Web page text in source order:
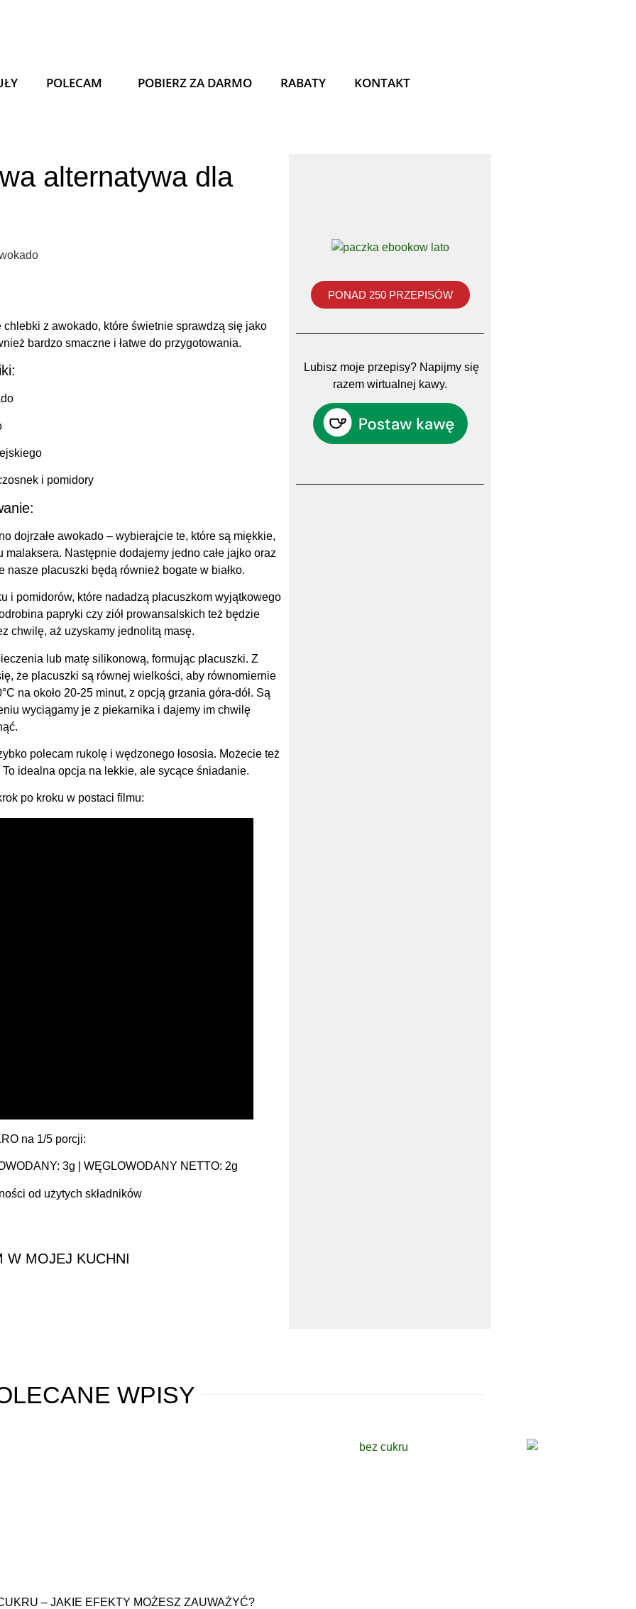
POLECAM POBIERZ ZA DARMO RABATY KONTAKT
alternatywa dla
z awokado, które świetnie sprawdzą się jako
bardzo smaczne i łatwe do przygotowania.
i pomidory
dojrzałe awokado – wybierajcie te, które są miękkie,
Następnie dodajemy jedno całe jajko oraz
placuszki będą również bogate w białko.
i pomidorów, które nadadzą placuszkom wyjątkowego
papryki czy ziół prowansalskich też będzie
chwilę, aż uzyskamy jednolitą masę.
lub matę silikonową, formując placuszki. Z
że placuszki są równej wielkości, aby równomiernie
na około 20-25 minut, z opcją grzania góra-dół. Są
wyciągamy je z piekarnika i dajemy im chwilę
polecam rukolę i wędzonego łososia. Możecie też
idealna opcja na lekkie, ale sycące śniadanie.
po kroku w postaci filmu:
na 1/5 porcji:
3g | WĘGLOWODANY NETTO: 2g
od użytych składników
W MOJEJ KUCHNI
PONAD 250 PRZEPISÓW
Lubisz moje przepisy? Napijmy się
razem wirtualnej kawy.
WPISY
– JAKIE EFEKTY MOŻESZ ZAUWAŻYĆ?